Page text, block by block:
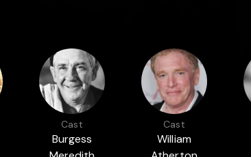
Cast
Burgess
Cast
William